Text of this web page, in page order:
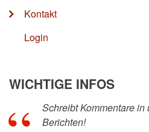
Kontakt
Login
WICHTIGE INFOS
Schreibt Kommentare
Berichten!